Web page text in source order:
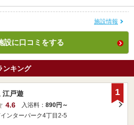
施設情報
設に口コミをする
ンキング
江戸遊
4.6
入浴料： 890円～
ンターパーク4丁目2-5
1